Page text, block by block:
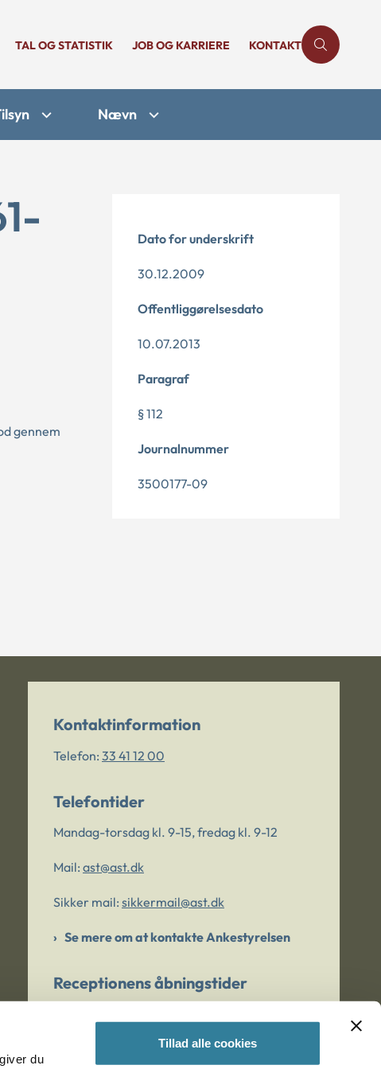
du
Tillad alle cookies
TAL OG STATISTIK JOB OG KARRIERE KONTAKT
Nævn
gennem
Dato for underskrift
30.12.2009
Offentliggørelsesdato
10.07.2013
Paragraf
§ 112
Journalnummer
3500177-09
Kontaktinformation
Telefon: 33 41 12 00
Telefontider
Mandag-torsdag kl. 9-15, fredag kl. 9-12
Mail: ast@ast.dk
Sikker mail: sikkermail@ast.dk
Se mere om at kontakte Ankestyrelsen
Receptionens åbningstider